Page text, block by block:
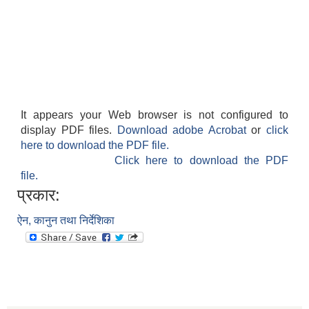
It appears your Web browser is not configured to
display PDF files.
Download adobe Acrobatorclick
here to download the PDF file.
Click here to download the PDF
file.
प्रकार:
ऐन, कानुन तथा निर्देशिका